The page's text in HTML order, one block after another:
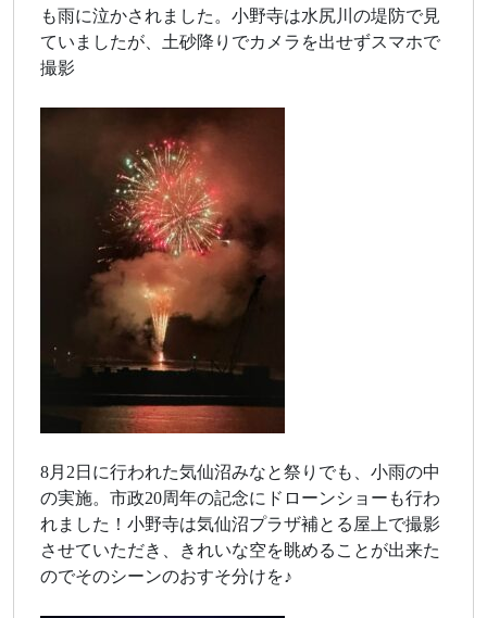
も雨に泣かされました。小野寺は水尻川の堤防で見
ていましたが、土砂降りでカメラを出せずスマホで
撮影
8月2日に行われた気仙沼みなと祭りでも、小雨の中
の実施。市政20周年の記念にドローンショーも行わ
れました！小野寺は気仙沼プラザ補とる屋上で撮影
させていただき、きれいな空を眺めることが出来た
のでそのシーンのおすそ分けを♪